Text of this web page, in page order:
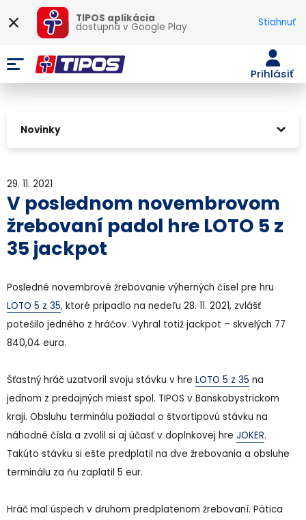
TIPOS aplikácia
dostupná vGoogle Play Stiahnuť
Prihlásiť
Novinky
29. 11. 2021
V poslednom novembrovom
žrebovaní padol hre LOTO 5 z
35 jackpot
Posledné novembrové žrebovanie výherných čísel pre hru
LOTO 5 z 35, ktoré pripadlo na nedeľu 28. 11. 2021, zvlášť
potešilo jedného z hráčov. Vyhral totiž jackpot – skvelých 77
840,04 eura.
Šťastný hráč uzatvoril svoju stávku v hre LOTO 5 z 35 na
jednom z predajných miest spol. TIPOS v Banskobystrickom
kraji. Obsluhu terminálu požiadal o štvortipovú stávku na
náhodné čísla a zvolil si aj účasť v doplnkovej hre JOKER.
Takúto stávku si ešte predplatil na dve žrebovania a obsluhe
terminálu za ňu zaplatil 5 eur.
Hráč mal úspech v druhom predplatenom žrebovaní. Pätica